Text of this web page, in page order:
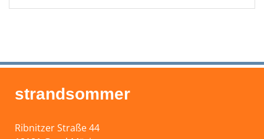
strandsommer
Ribnitzer Straße 44